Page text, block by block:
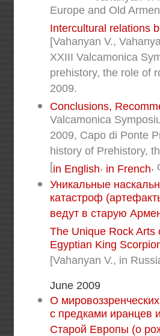
Europe and Old
Intercultural relations
[Vahanyan V.,
XXIII Valcamonica
prehistory, the role of
2009.
Conclusions,
Valcamonica
2009, Capo di Ponte
history of Prehistory,
[in English, in French,
Уникальные
катастроф
ведут в старую
The Unique Rock
Egyptian King
[Vahanyan V., in
June 2009
О
с предками иранцев
Старой Европы (о